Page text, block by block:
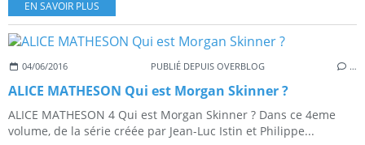
EN SAVOIR PLUS
04/06/2016 PUBLIÉ DEPUIS OVERBLOG …
ALICE MATHESON Qui est Morgan Skinner ?
ALICE MATHESON 4 Qui est Morgan Skinner ? Dans ce 4eme
volume, de la série créée par Jean-Luc Istin et Philippe...